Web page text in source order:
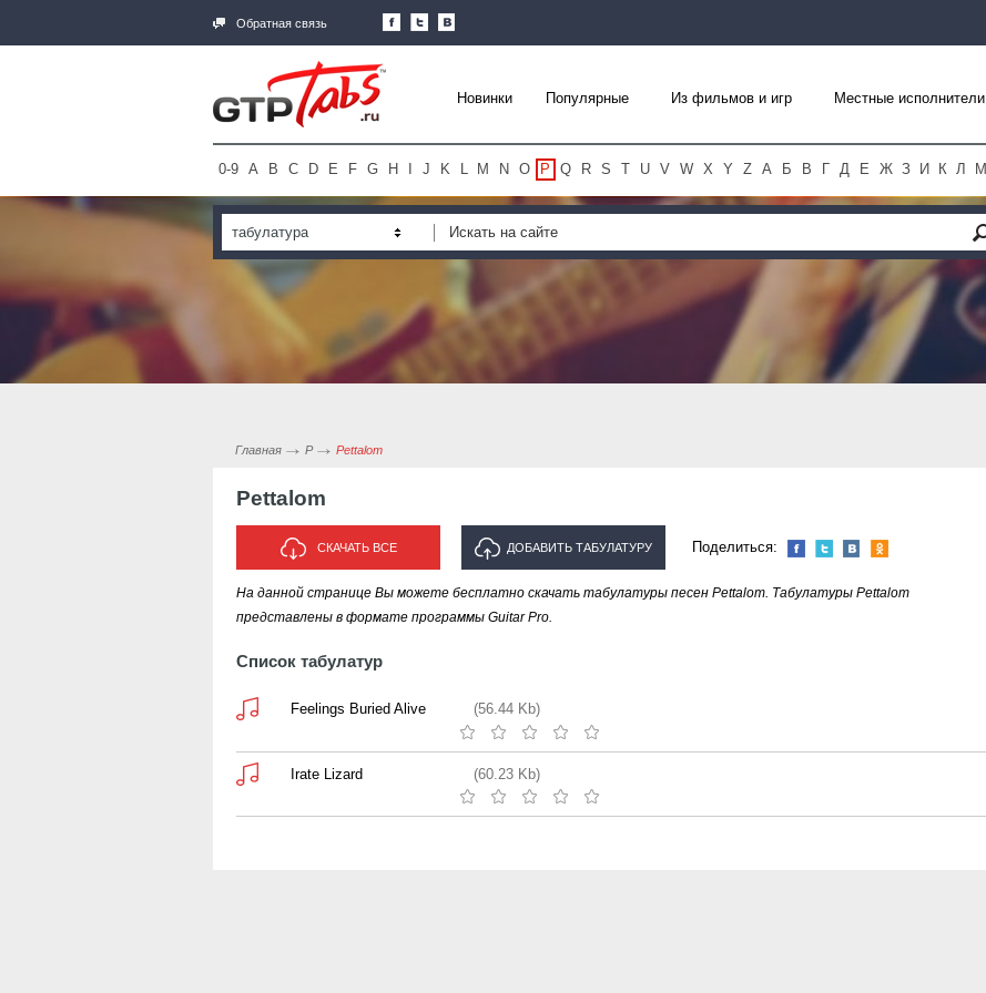
Обратная связь
Новинки Популярные Из фильмов и игр Местные исполнители
0-9 A B C D E F G H J K L M N O P Q R S T U V W X Y Z А Б В Г Д Е Ж З И К Л М
табулатура
Главная P Pettalom
Pettalom
СКАЧАТЬ ВСЕ ДОБАВИТЬ ТАБУЛАТУРУ
ИСПОЛНИТЕЛЯ "PETTALOM"
Поделиться:
На данной странице Вы можете бесплатно скачать табулатуры песен Pettalom. Табулатуры Pettalom
представлены в формате программы Guitar Pro.
Список табулатур
Feelings Buried Alive (56.44 Kb)
Irate Lizard (60.23 Kb)